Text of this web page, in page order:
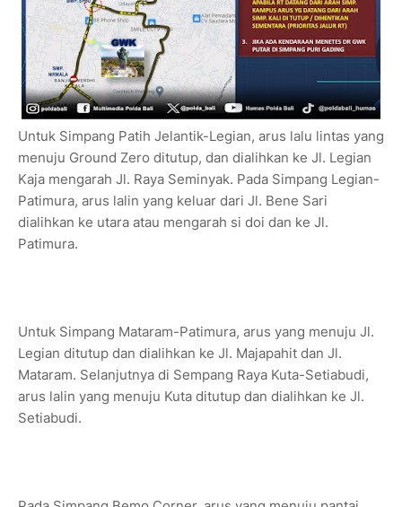
Untuk Simpang Patih Jelantik-Legian, arus lalu lintas yang
menuju Ground Zero ditutup, dan dialihkan ke Jl. Legian
Kaja mengarah Jl. Raya Seminyak. Pada Simpang Legian-
Patimura, arus lalin yang keluar dari Jl. Bene Sari
dialihkan ke utara atau mengarah si doi dan ke Jl.
Patimura.
Untuk Simpang Mataram-Patimura, arus yang menuju Jl.
Legian ditutup dan dialihkan ke Jl. Majapahit dan Jl.
Mataram. Selanjutnya di Sempang Raya Kuta-Setiabudi,
arus lalin yang menuju Kuta ditutup dan dialihkan ke Jl.
Setiabudi.